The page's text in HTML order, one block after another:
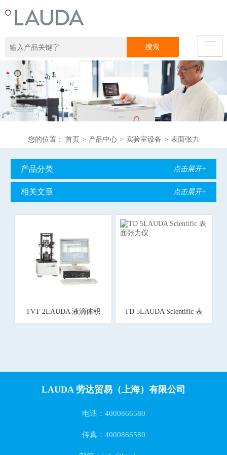
您的位置： 首页 > 产品中心 > 实验室设备 > 表面张力
产品分类 点击展开+
相关文章 点击展开+
TVT 2LAUDA 液滴体积 TD 5LAUDA Scientific 表
LAUDA 劳达贸易（上海）有限公司
电话：4000866580
传真：4000866580